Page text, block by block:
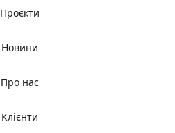
Проєкти
Новини
Про нас
Клієнти